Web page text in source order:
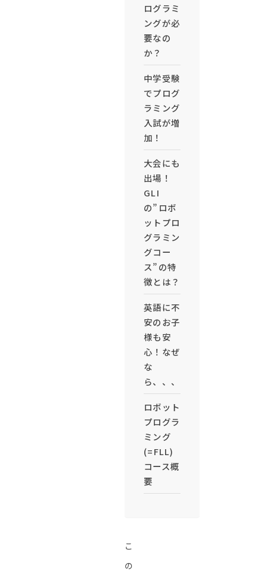
ログラミ
ングが必
要なの
か？
中学受験
でプログ
ラミング
入試が増
加！
大会にも
出場！
GLI
の”ロボ
ットプロ
グラミン
グコー
ス”の特
徴とは？
英語に不
安のお子
様も安
心！なぜ
な
ら、、、
ロボット
プログラ
ミング
(=FLL)
コース概
要
こ
の